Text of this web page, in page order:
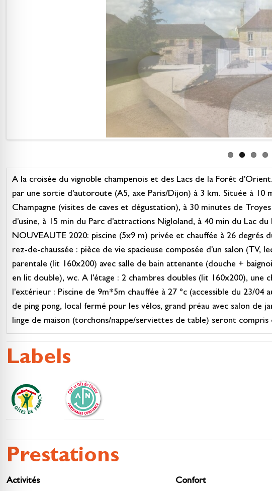
A la croisée du vignoble champenois et des Lacs de la Forêt
par une sortie d'autoroute (A5, axe Paris/Dijon) à 3 km. Située à 10
Champagne (visites de caves et dégustation), à 30 minutes de
d'usine, à 15 min du Parc d'attractions Nigloland, à 40 min du Lac
NOUVEAUTE 2020: piscine (5x9 m) privée et chauffée à 26
rez-de-chaussée : pièce de vie spacieuse composée d'un salon
parentale (lit 160x200) avec salle de bain attenante (douche +
en lit double), wc. A l'étage : 2 chambres doubles (lit 160x200), une
l'extérieur : Piscine de 9m*5m chauffée à 27 °c (accessible du 23/
de ping pong, local fermé pour les vélos, grand préau avec salon
linge de maison (torchons/nappe/serviettes de table) seront compris
Labels
Prestations
Activités Confort